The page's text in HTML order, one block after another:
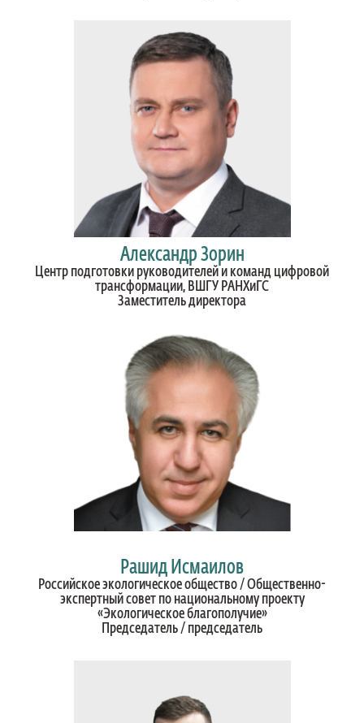
Александр Зорин
Центр подготовки руководителей и команд цифровой
трансформации, ВШГУ РАНХиГС
Заместитель директора
Рашид Исмаилов
Российское экологическое общество / Общественно-
экспертный совет по национальному проекту
«Экологическое благополучие»
Председатель / председатель